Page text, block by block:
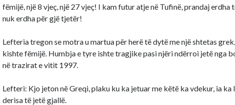
fëmijë, një 8 vjeç, një 27 vjeç! I kam futur atje në Tufinë, prandaj erdha
nuk erdha për gjë tjetër!
Lefteria tregon se motra u martua për herë të dytë me një shtetas
kishte fëmijë. Humbja e tyre ishte tragjike pasi njëri ndërroi jetë nga
në trazirat e vitit 1997.
Lefteri: Kjo jeton në Greqi, plaku ku ka jetuar me këtë ka vdekur, ia ka
derisa të jetë gjallë.